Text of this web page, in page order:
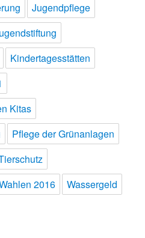
Jugendpflege
Kindertagesstätten
Kitas
Pflege der Grünanlagen
2016
Wassergeld